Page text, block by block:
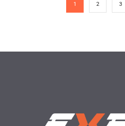
1 2 3